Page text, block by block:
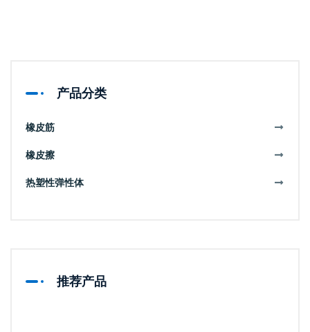
产品分类
橡皮筋
橡皮擦
热塑性弹性体
推荐产品